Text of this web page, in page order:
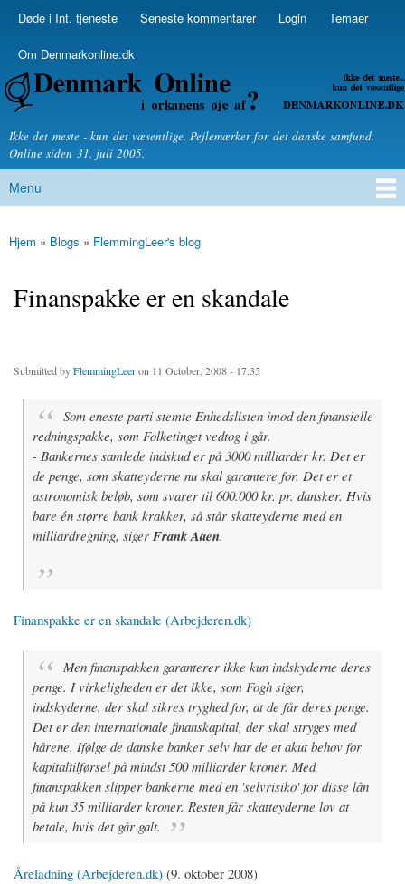
Skip to
Secondary menu
Døde i Int. tjeneste Seneste kommentarer Login Temaer
Om Denmarkonline.dk
Denmarkonline.dk - blognyheder om politik
Ikke det meste - kun det væsentlige. Pejlemærker for det danske samfund.
Online siden 31. juli 2005.
Main menu
Menu
You are here
Hjem » Blogs » FlemmingLeer's blog
Finanspakke er en skandale
Submitted byFlemmingLeeron 11 October, 2008 - 17:35
Som eneste parti stemte Enhedslisten imod den finansielle
redningspakke, som Folketinget vedtog i går.
- Bankernes samlede indskud er på 3000 milliarder kr. Det er
de penge, som skatteyderne nu skal garantere for. Det er et
astronomisk beløb, som svarer til 600.000 kr. pr. dansker. Hvis
bare én større bank krakker, så står skatteyderne med en
milliardregning, siger Frank Aaen.
Finanspakke er en skandale (Arbejderen.dk)
Men finanspakken garanterer ikke kun indskyderne deres
penge. I virkeligheden er det ikke, som Fogh siger,
indskyderne, der skal sikres tryghed for, at de får deres penge.
Det er den internationale finanskapital, der skal stryges med
hårene. Ifølge de danske banker selv har de et akut behov for
kapitaltilførsel på mindst 500 milliarder kroner. Med
finanspakken slipper bankerne med en 'selvrisiko' for disse lån
på kun 35 milliarder kroner. Resten får skatteyderne lov at
betale, hvis det går galt.
Åreladning (Arbejderen.dk) (9. oktober 2008)